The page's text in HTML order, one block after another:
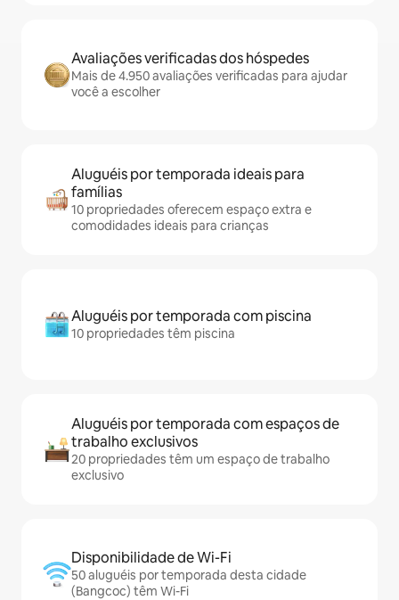
Avaliações verificadas dos hóspedes
Mais de 4.950 avaliações verificadas para ajudar
você a escolher
Aluguéis por temporada ideais para
famílias
10 propriedades oferecem espaço extra e
comodidades ideais para crianças
Aluguéis por temporada com piscina
10 propriedades têm piscina
Aluguéis por temporada com espaços de
trabalho exclusivos
20 propriedades têm um espaço de trabalho
exclusivo
Disponibilidade de Wi-Fi
50 aluguéis por temporada desta cidade
(Bangcoc) têm Wi-Fi